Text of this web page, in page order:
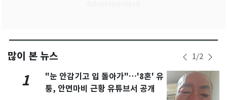
많이 본 뉴스 1/2
1
"눈 안감기고 입 돌아가"…'8혼' 유
퉁, 안면마비 근황 유튜브서 공개